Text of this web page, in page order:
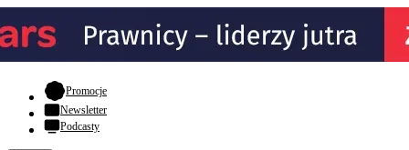
Promocje- otwiera się w nowej karcie
Newsletter
Podcasty